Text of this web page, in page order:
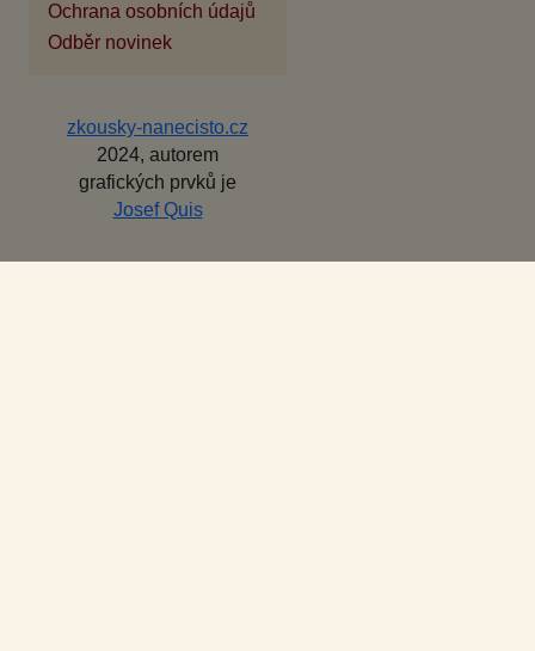
Ochrana osobních údajů
Odběr novinek
zkousky-nanecisto.cz
2024, autorem
grafických prvků je
Josef Quis